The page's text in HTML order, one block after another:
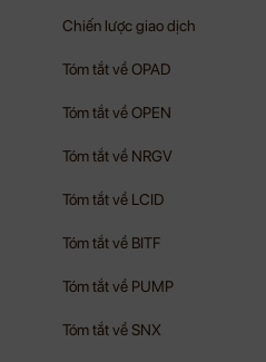
Chiến lược giao dịch
Tóm tắt về OPAD
Tóm tắt về OPEN
Tóm tắt về NRGV
Tóm tắt về LCID
Tóm tắt về BITF
Tóm tắt về PUMP
Tóm tắt về SNX